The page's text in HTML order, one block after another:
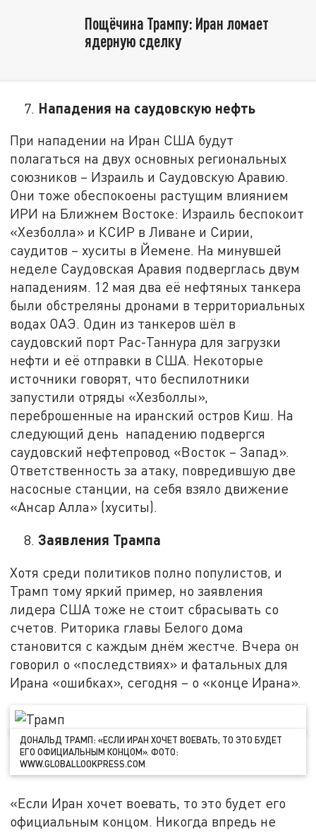
Пощёчина Трампу: Иран ломает
ядерную сделку
Нападения на саудовскую нефть
При нападении на Иран США будут
полагаться на двух основных региональных
союзников – Израиль и Саудовскую Аравию.
Они тоже обеспокоены растущим влиянием
ИРИ на Ближнем Востоке: Израиль беспокоит
«Хезболла» и КСИР в Ливане и Сирии,
саудитов – хуситы в Йемене. На минувшей
неделе Саудовская Аравия подверглась двум
нападениям. 12 мая два её нефтяных танкера
были обстреляны дронами в территориальных
водах ОАЭ. Один из танкеров шёл в
саудовский порт Рас-Таннура для загрузки
нефти и её отправки в США. Некоторые
источники говорят, что беспилотники
запустили отряды «Хезболлы»,
переброшенные на иранский остров Киш. На
следующий день нападению подвергся
саудовский нефтепровод «Восток – Запад».
Ответственность за атаку, повредившую две
насосные станции, на себя взяло движение
«Ансар Алла» (хуситы).
Заявления Трампа
Хотя среди политиков полно популистов, и
Трамп тому яркий пример, но заявления
лидера США тоже не стоит сбрасывать со
счетов. Риторика главы Белого дома
становится с каждым днём жестче. Вчера он
говорил о «последствиях» и фатальных для
Ирана «ошибках», сегодня – о «конце Ирана».
ДОНАЛЬД ТРАМП: «ЕСЛИ ИРАН ХОЧЕТ ВОЕВАТЬ, ТО ЭТО БУДЕТ
ЕГО ОФИЦИАЛЬНЫМ КОНЦОМ». ФОТО:
WWW.GLOBALLOOKPRESS.COM
«Если Иран хочет воевать, то это будет его
официальным концом. Никогда впредь не